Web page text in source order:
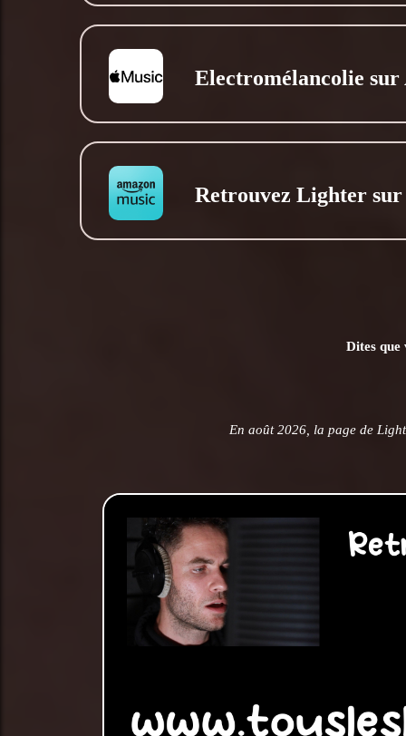
Electromélancolie
Retrouvez Lighter
Dites que
En août 2026, la page de